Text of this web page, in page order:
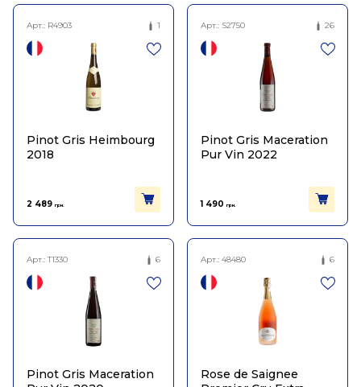
Арт.: R4903 1
Pinot Gris Heimbourg
2018
2 489 грн.
Арт.: S2750 26
Pinot Gris Maceration
Pur Vin 2022
1 490 грн.
Арт.:T1330 6
Pinot Gris Maceration
Арт.: 48480 6
Rose de Saignee